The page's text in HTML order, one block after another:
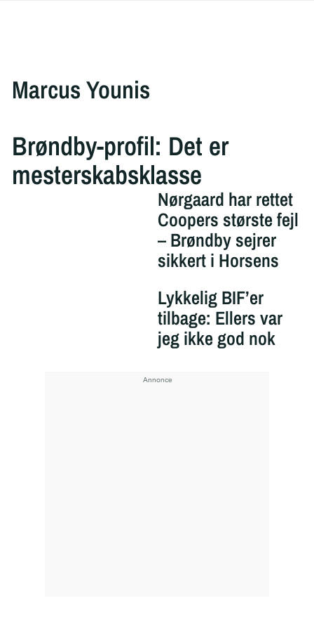
Marcus Younis
Brøndby-profil: Det er
mesterskabsklasse
Nørgaard har rettet
Coopers største fejl
– Brøndby sejrer
sikkert i Horsens
Lykkelig BIF’er
tilbage: Ellers var
jeg ikke god nok